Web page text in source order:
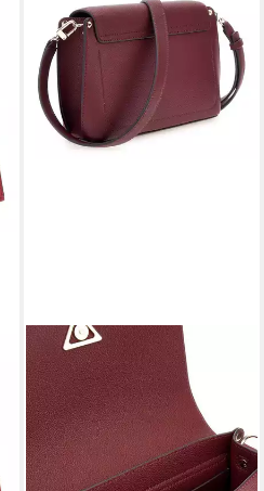
GUESS
Schultertasche Flap
Crossbody Bag
135,00 €
lieferbar - in 2-3 Werktagen bei dir